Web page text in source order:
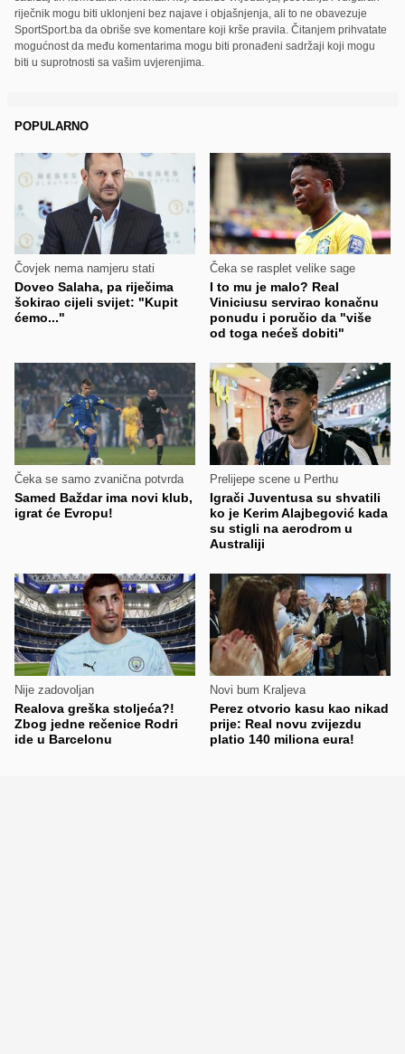
riječnik mogu biti uklonjeni bez najave i objašnjenja, ali to ne obavezuje
SportSport.ba da obriše sve komentare koji krše pravila. Čitanjem prihvatate
mogućnost da među komentarima mogu biti pronađeni sadržaji koji mogu
biti u suprotnosti sa vašim uvjerenjima.
POPULARNO
Čovjek nema namjeru stati
Doveo Salaha, pa riječima
šokirao cijeli svijet: "Kupit
ćemo..."
Čeka se rasplet velike sage
I to mu je malo? Real
Viniciusu servirao konačnu
ponudu i poručio da "više
od toga nećeš dobiti"
Čeka se samo zvanična potvrda
Samed Baždar ima novi klub,
igrat će Evropu!
Prelijepe scene u Perthu
Igrači Juventusa su shvatili
ko je Kerim Alajbegović kada
su stigli na aerodrom u
Australiji
Nije zadovoljan
Realova greška stoljeća?!
Zbog jedne rečenice Rodri
ide u Barcelonu
Novi bum Kraljeva
Perez otvorio kasu kao nikad
prije: Real novu zvijezdu
platio 140 miliona eura!